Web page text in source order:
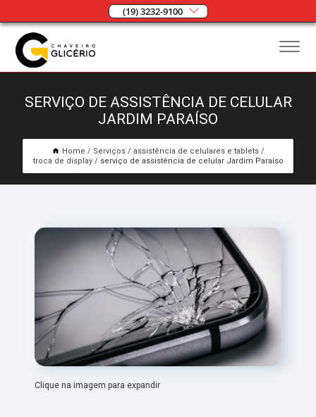
(19) 3232-9100
SERVIÇO DE ASSISTÊNCIA DE CELULAR
JARDIM PARAÍSO
Home Serviços
assistência de celulares e tablets
troca de display
serviço de assistência de celular Jardim Paraíso
Clique na imagem para expandir